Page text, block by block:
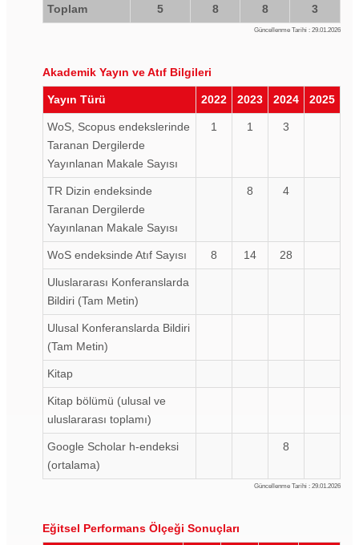
Toplam 5 8 8 3
Güncellenme Tarihi : 29.01.2026
Akademik Yayın ve Atıf Bilgileri
Yayın Türü 2022 2023 2024 2025
WoS, Scopus endekslerinde
Taranan Dergilerde
Yayınlanan Makale Sayısı
1 1 3
TR Dizin endeksinde
Taranan Dergilerde
Yayınlanan Makale Sayısı
8 4
WoS endeksinde Atıf Sayısı 8 14 28
Uluslararası Konferanslarda
Bildiri (Tam Metin)
Ulusal Konferanslarda Bildiri
(Tam Metin)
Kitap
Kitap bölümü (ulusal ve
uluslararası toplamı)
Google Scholar h-endeksi
(ortalama)
8
Güncellenme Tarihi : 29.01.2026
Eğitsel Performans Ölçeği Sonuçları